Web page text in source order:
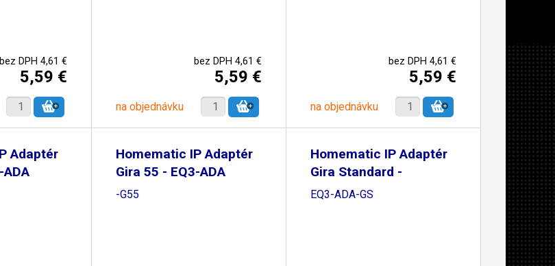
bez DPH 4,61 €
5,59 €
bez DPH 4,61 €
5,59 €
na objednávku
bez DPH 4,61 €
5,59 €
na objednávku
Adaptér
Homematic IP Adaptér
Gira 55 - EQ3-ADA
-G55
Homematic IP Adaptér
Gira Standard -
EQ3-ADA-GS